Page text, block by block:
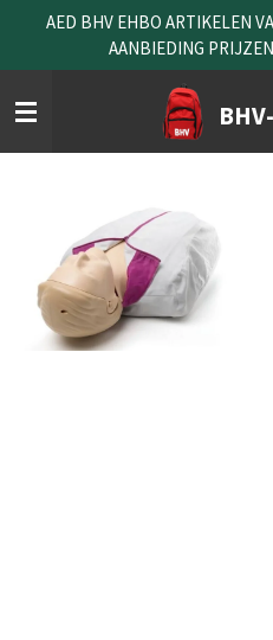
naar
de
hoofdinhoud
AED BHV EHBO ARTIKELEN
AANBIEDING